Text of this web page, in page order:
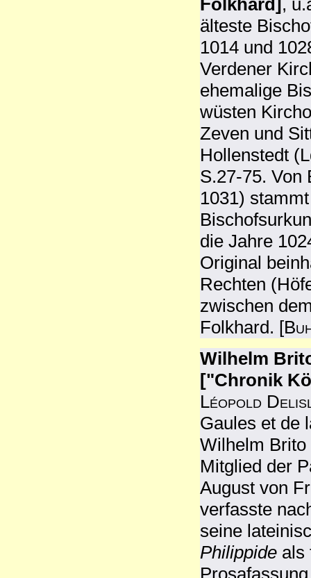
Folkhard] ,
älteste
1014 und
Verdener
ehemalige
wüsten
Zeven und
Hollenstedt
S.27-75. Von
1031)
die Jahre
Original
Rechten
zwischen
Folkhard. [
Wilhelm
["Chronik
Léopold
Gaules et de
Wilhelm Brito
Mitglied der
August von
verfasste
seine
Philippide als